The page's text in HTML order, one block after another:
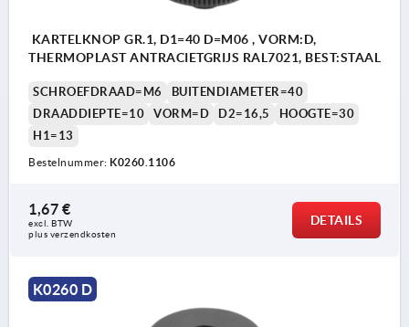
KARTELKNOP GR.1, D1=40 D=M06 , VORM:D,
THERMOPLAST ANTRACIETGRIJS RAL7021, BEST:STAAL
SCHROEFDRAAD=M6
BUITENDIAMETER=40
DRAADDIEPTE=10
VORM=D D2=16,5
HOOGTE=30
H1=13
Bestelnummer: K0260.1106
1,67 €
excl. BTW
plus verzendkosten
DETAILS
K0260 D